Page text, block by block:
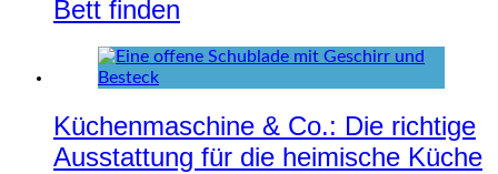
Bett finden
Küchenmaschine & Co.: Die richtige
Ausstattung für die heimische Küche